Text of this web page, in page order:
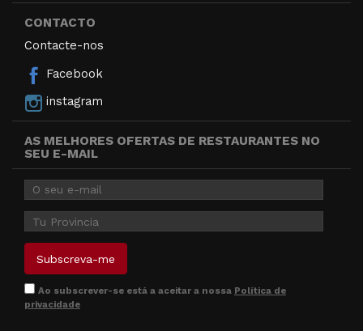
CONTACTO
Contacte-nos
Facebook
instagram
AS MELHORES OFERTAS DE RESTAURANTES NO
SEU E-MAIL
Ao subscrever-se está a aceitar a nossa Política de
privacidade